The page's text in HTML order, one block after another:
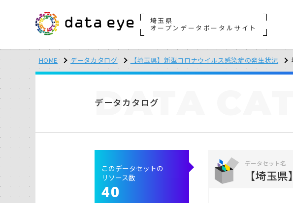
埼玉県
オープンデータポータルサイト
HOME データカタログ 【埼玉県】新型コロナウイルス感染症の発生状況
データカタログ
DATA
データセット名
【埼玉
このデータセットの
リソース数
40